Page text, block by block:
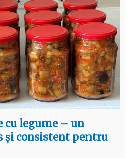
cu legume – un
și consistent pentru